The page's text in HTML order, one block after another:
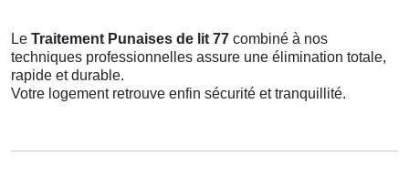
Le Traitement Punaises de lit 77 combiné à nos
techniques professionnelles assure une élimination totale,
rapide et durable.
Votre logement retrouve enfin sécurité et tranquillité.